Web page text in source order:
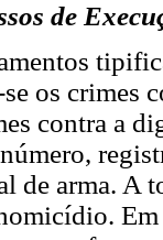
de
os crimes
contra a
de arma. A